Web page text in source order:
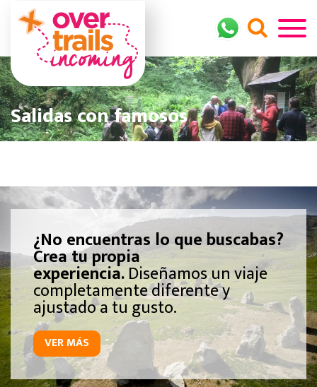
Salidas con famosos
¿No encuentras lo que buscabas?
Crea tu propia
experiencia.Diseñamos un viaje
completamente diferente y
ajustado a tu gusto.
VER MÁS